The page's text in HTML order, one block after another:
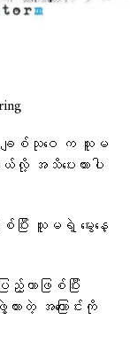
ျစ်သုဝေ က သူမ
အသိပေးထားပါ
း သူမရဲ့ မွေးနေ့
ာဖြစ်ပြီး
ထားတဲ့ အကြောင်းကို